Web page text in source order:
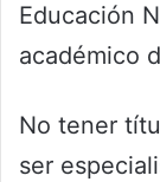
Educación
académico
No tener
ser